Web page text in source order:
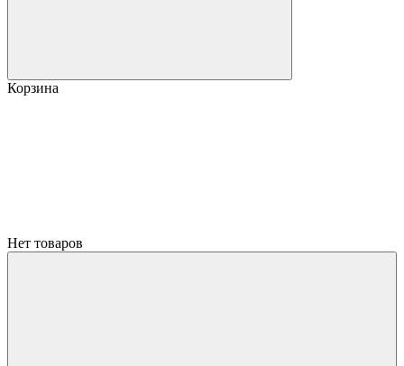
Корзина
Нет товаров